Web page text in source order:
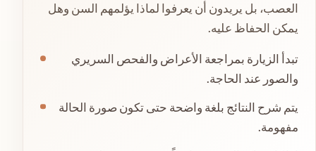
العصب، بل يريدون أن يعرفوا لماذا يؤلمهم السن وهل
يمكن الحفاظ عليه.
تبدأ الزيارة بمراجعة الأعراض والفحص السريري
والصور عند الحاجة.
يتم شرح النتائج بلغة واضحة حتى تكون صورة الحالة
مفهومة.